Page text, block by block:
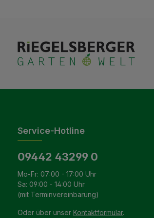
Service-Hotline
09442 43299 0
Mo-Fr: 07:00 - 17:00 Uhr
Sa: 09:00 - 14:00 Uhr
(mit Terminvereinbarung)
Oder über unser Kontaktformular.